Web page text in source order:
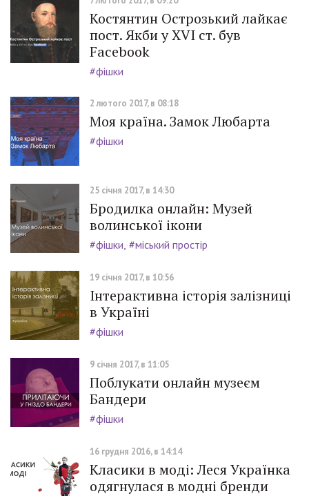
Костянтин Острозький лайкає
пост. Якби у XVI ст. був
Facebook
#фішки
2 лютого 2017, в 08:18
Моя країна. Замок Любарта
#фішки
25 січня 2017, в 14:30
Бродилка онлайн: Музей
волинської ікони
#фішки #міський простір
19 січня 2017, в 10:56
Інтерактивна історія залізниці
в Україні
#фішки
9 січня 2017, в 11:05
Поблукати онлайн музеєм
Бандери
#фішки
16 грудня 2016, в 14:14
Класики в моді: Леся Українка
одягнулася в модні бренди